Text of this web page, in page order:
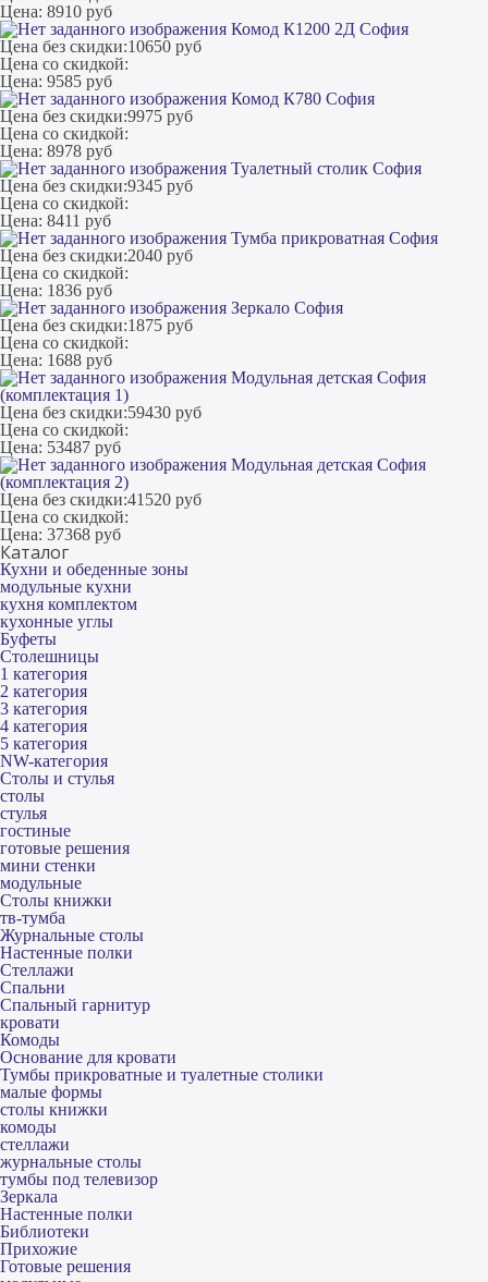
Цена: 8910 руб
Комод К1200 2Д София
Цена без скидки:10650 руб
Цена со скидкой:
Цена: 9585 руб
Комод К780 София
Цена без скидки:9975 руб
Цена со скидкой:
Цена: 8978 руб
Туалетный столик София
Цена без скидки:9345 руб
Цена со скидкой:
Цена: 8411 руб
Тумба прикроватная София
Цена без скидки:2040 руб
Цена со скидкой:
Цена: 1836 руб
Зеркало София
Цена без скидки:1875 руб
Цена со скидкой:
Цена: 1688 руб
Модульная детская София
(комплектация 1)
Цена без скидки:59430 руб
Цена со скидкой:
Цена: 53487 руб
Модульная детская София
(комплектация 2)
Цена без скидки:41520 руб
Цена со скидкой:
Цена: 37368 руб
Каталог
Кухни и обеденные зоны
модульные кухни
кухня комплектом
кухонные углы
Буфеты
Столешницы
1 категория
2 категория
3 категория
4 категория
5 категория
NW-категория
Столы и стулья
столы
стулья
гостиные
готовые решения
мини стенки
модульные
Столы книжки
тв-тумба
Журнальные столы
Настенные полки
Стеллажи
Спальни
Спальный гарнитур
кровати
Комоды
Основание для кровати
Тумбы прикроватные и туалетные столики
малые формы
столы книжки
комоды
стеллажи
журнальные столы
тумбы под телевизор
Зеркала
Настенные полки
Библиотеки
Прихожие
Готовые решения